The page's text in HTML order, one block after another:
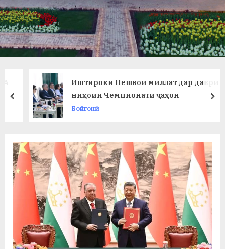
в
л
а
т
и
х
т
а
р
б
а
Иштироки Пешвои миллат дар даври
ниҳоии Чемпионати ҷаҳон
Бойгонӣ
prev